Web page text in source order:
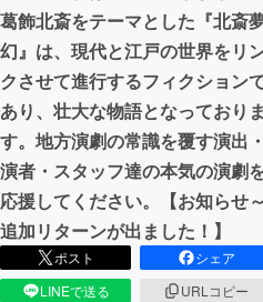
CAMPFIRE for Social
CAMPFIREふるさと納税
葛飾北斎をテーマとした『北斎
幻』は、現代と江戸の世界をリ
クさせて進行するフィクション
あり、壮大な物語となっておりま
す。地方演劇の常識を覆す演出・
演者・スタッフ達の本気の演劇
応援してください。【お知らせ～
追加リターンが出ました！】
ポスト
シェア
LINEで送る
URLコピー